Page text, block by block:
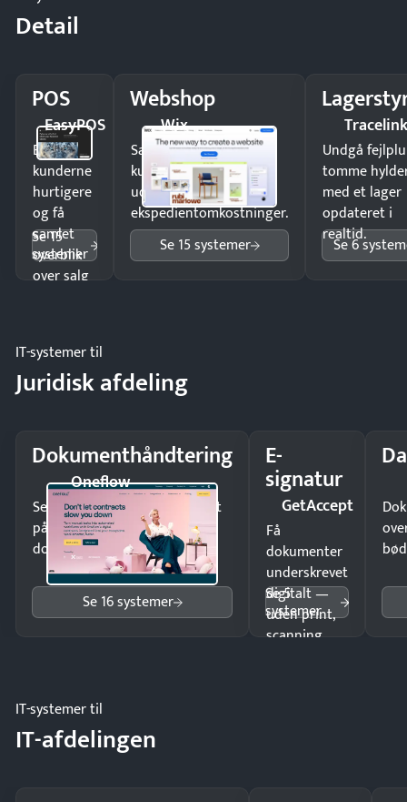
Detail
POS
EasyPOS
Ekspedér
kunderne
hurtigere
og få
samlet
overblik
over salg
Se 15
systemer
Webshop
Wix
Sælg produkter 24/7 til
kunder i hele landet
uden
ekspedientomkostninger.
Se 15 systemer
Undgå
tomme
med et lager
opdateret i
realtid.
Se 6
IT-systemer til
Juridisk afdeling
Dokumenthåndtering
Oneflow
Send kontrakter til underskrift
på minutter og mist ingen
dokumenter.
Se 16 systemer
E-
signatur
GetAccept
Få
dokumenter
underskrevet
digitalt —
uden print,
scanning
Se 5
systemer
IT-systemer til
IT-afdelingen